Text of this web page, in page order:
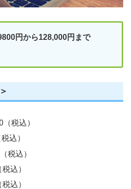
円から128,000円まで
税込）
込）
税込）
込）
込）